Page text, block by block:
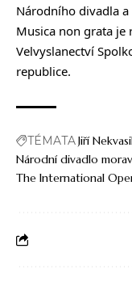
Národního divadla
Musica non grata je
Velvyslanectví
republice.
TÉMATAJiří
Národní divadlo
The International